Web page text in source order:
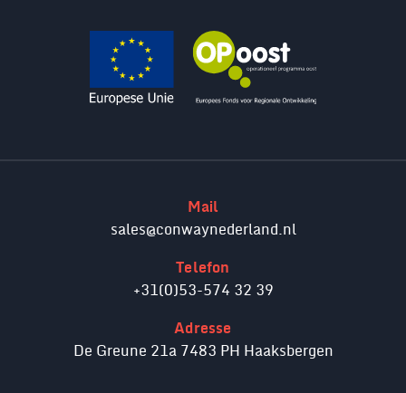
Mail
sales@conwaynederland.nl
Telefon
+31(0)53-574 32 39
Adresse
De Greune 21a 7483 PH Haaksbergen